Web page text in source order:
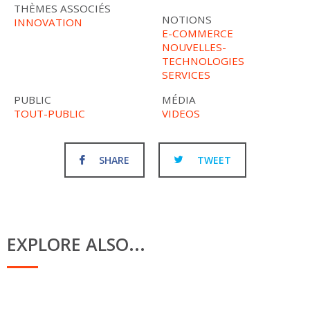
THÈMES ASSOCIÉS
INNOVATION
NOTIONS
E-COMMERCE
NOUVELLES-
TECHNOLOGIES
SERVICES
PUBLIC
TOUT-PUBLIC
MÉDIA
VIDEOS
SHARE TWEET
EXPLORE ALSO...